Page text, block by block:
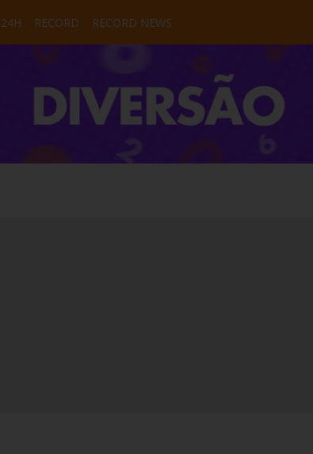
24H RECORD RECORD NEWS